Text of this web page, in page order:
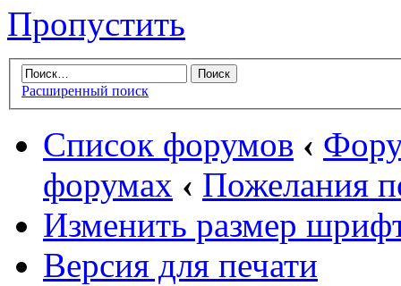
Пропустить
Расширенный поиск
Список форумов ‹
форумах ‹ Пожелания
Изменить размер
Версия для печати